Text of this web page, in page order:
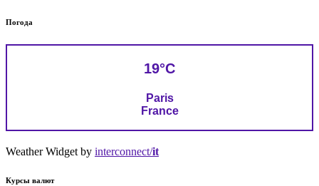
Погода
19°C
Paris
France
Weather Widget by interconnect/it
Курсы валют